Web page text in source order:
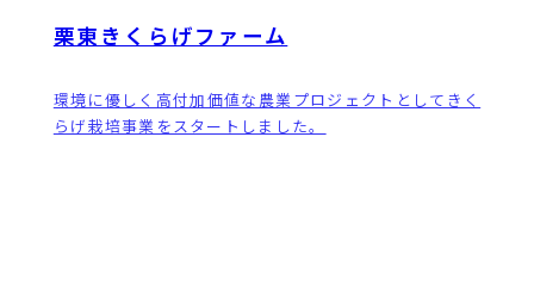
栗東きくらげファーム
環境に優しく高付加価値な農業プロジェクトとしてきく
らげ栽培事業をスタートしました。